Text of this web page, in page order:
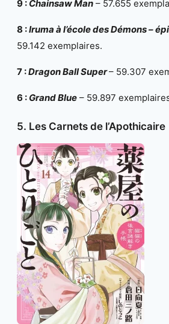
9 : Chainsaw Man – 57.655
8 :Iruma à l’école des Démons –
59.142 exemplaires.
7 :Dragon Ball Super– 59.307
6 : Grand Blue – 59.897
5. Les Carnets de l’Apothicaire